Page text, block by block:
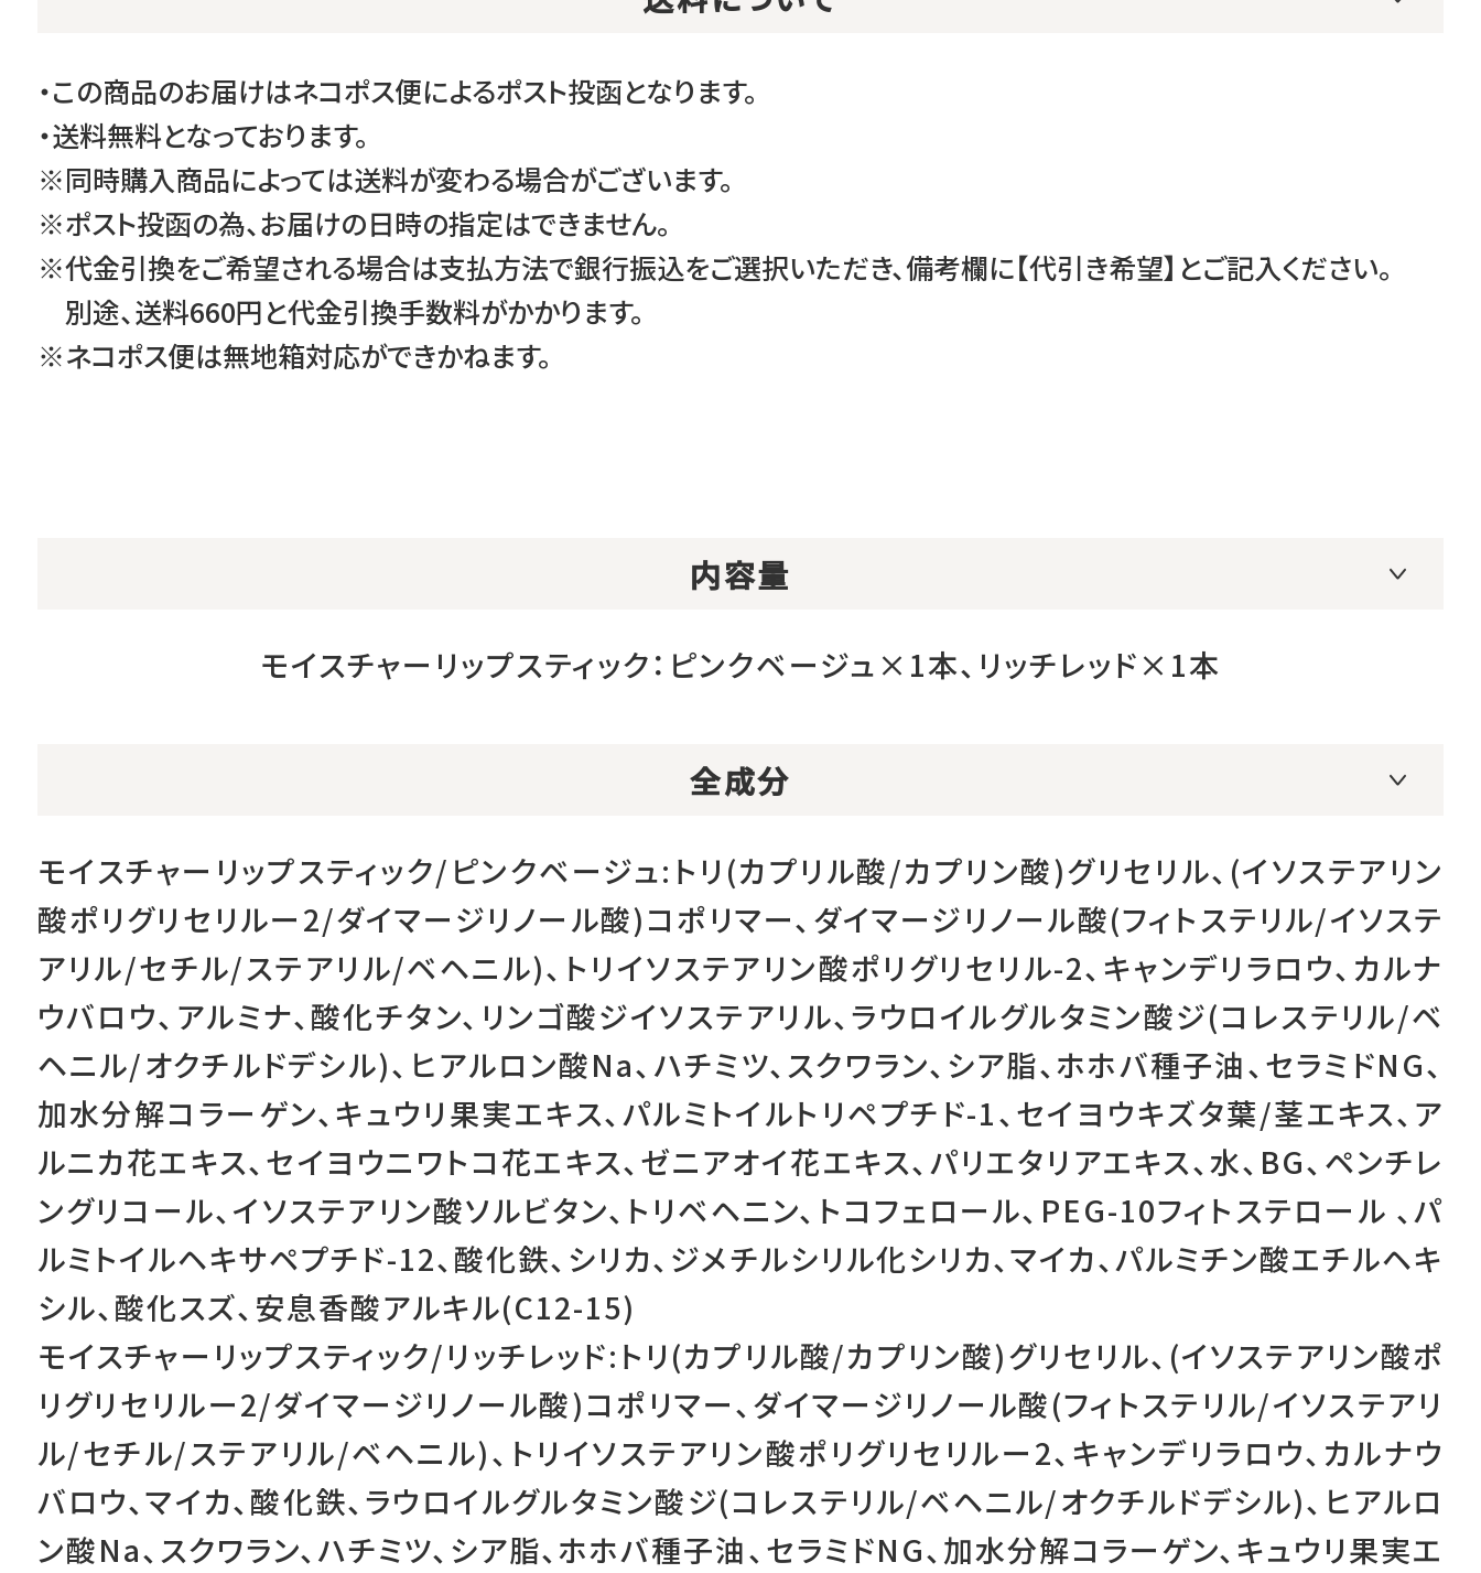
・この商品のお届けはネコポス便によるポスト投函となります。
・送料無料となっております。
※同時購入商品によっては送料が変わる場合がございます。
※ポスト投函の為、お届けの日時の指定はできません。
※代金引換をご希望される場合は支払方法で銀行振込をご選択いただき、備考欄に【代引き希望】とご記入ください。
別途、送料660円と代金引換手数料がかかります。
※ネコポス便は無地箱対応ができかねます。
内容量
モイスチャーリップスティック：ピンクベージュ×1本、リッチレッド×1本
全成分
モイスチャーリップスティック/ピンクベージュ:トリ(カプリル酸/カプリン酸)グリセリル、(イソステアリン
酸ポリグリセリルー2/ダイマージリノール酸)コポリマー、ダイマージリノール酸(フィトステリル/イソステ
アリル/セチル/ステアリル/ベヘニル)、トリイソステアリン酸ポリグリセリル-2、キャンデリラロウ、カルナ
ウバロウ、アルミナ、酸化チタン、リンゴ酸ジイソステアリル、ラウロイルグルタミン酸ジ(コレステリル/ベ
ヘニル/オクチルドデシル)、ヒアルロン酸Na、ハチミツ、スクワラン、シア脂、ホホバ種子油、セラミドNG、
加水分解コラーゲン、キュウリ果実エキス、パルミトイルトリペプチド-1、セイヨウキズタ葉/茎エキス、ア
ルニカ花エキス、セイヨウニワトコ花エキス、ゼニアオイ花エキス、パリエタリアエキス、水、BG、ペンチレ
ングリコール、イソステアリン酸ソルビタン、トリベヘニン、トコフェロール、PEG-10フィトステロール 、パ
ルミトイルヘキサペプチド-12、酸化鉄、シリカ、ジメチルシリル化シリカ、マイカ、パルミチン酸エチルヘキ
シル、酸化スズ、安息香酸アルキル(C12-15)
モイスチャーリップスティック/リッチレッド:トリ(カプリル酸/カプリン酸)グリセリル、(イソステアリン酸ポ
リグリセリルー2/ダイマージリノール酸)コポリマー、ダイマージリノール酸(フィトステリル/イソステアリ
ル/セチル/ステアリル/ベヘニル)、トリイソステアリン酸ポリグリセリルー2、キャンデリラロウ、カルナウ
バロウ、マイカ、酸化鉄、ラウロイルグルタミン酸ジ(コレステリル/ベヘニル/オクチルドデシル)、ヒアルロ
ン酸Na、スクワラン、ハチミツ、シア脂、ホホバ種子油、セラミドNG、加水分解コラーゲン、キュウリ果実エ